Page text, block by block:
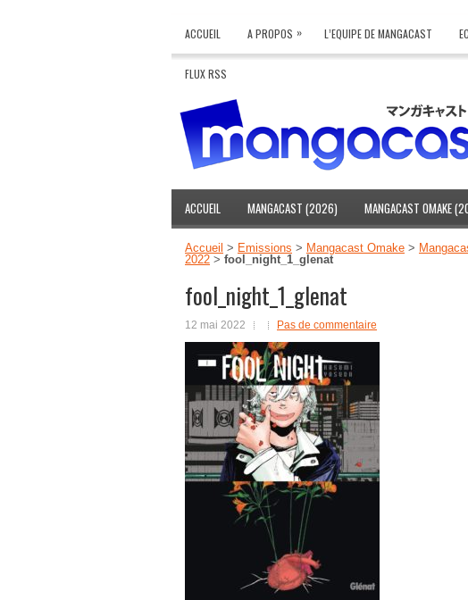
ACCUEIL A PROPOS » L’EQUIPE DE MANGACAST
FLUX RSS
ACCUEIL MANGACAST (2026) MANGACAST OMAKE
Accueil > Emissions > Mangacast Omake >
2022 > fool_night_1_glenat
fool_night_1_glenat
12 mai 2022 Pas de commentaire